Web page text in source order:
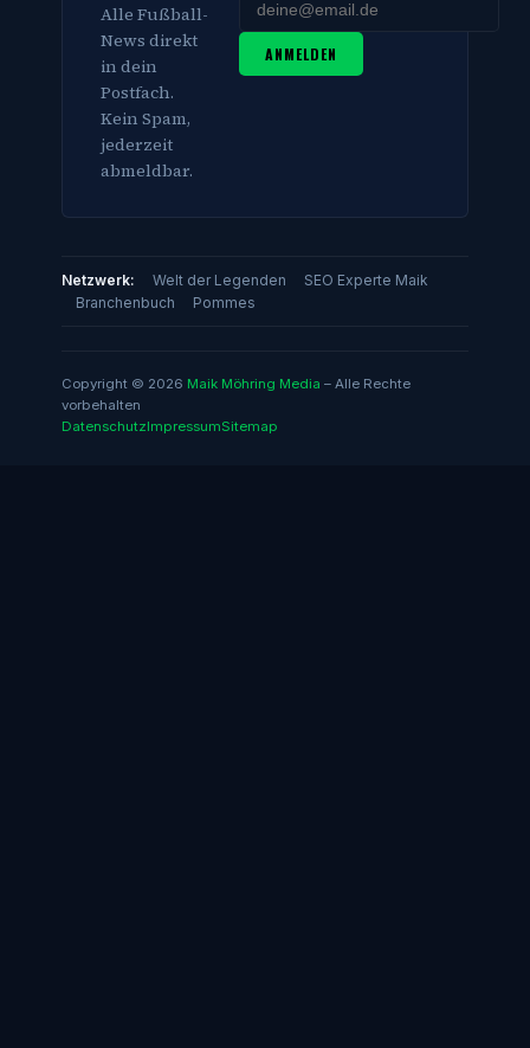
Alle Fußball-
News direkt
in dein
Postfach.
Kein Spam,
jederzeit
abmeldbar.
ANMELDEN
Netzwerk: Welt der Legenden
SEO Experte Maik
Branchenbuch
Pommes
Copyright © 2026 Maik Möhring Media – Alle Rechte
vorbehalten
DatenschutzImpressumSitemap